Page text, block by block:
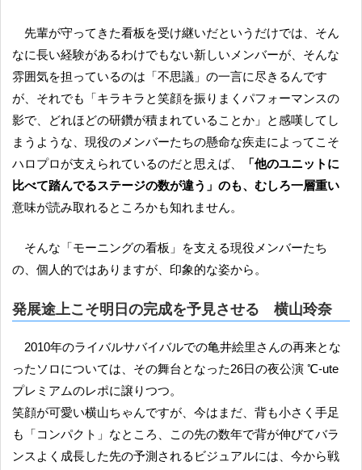
先輩が守ってきた看板を受け継いだというだけでは、そん
なに長い経験があるわけでもない新しいメンバーが、そんな
雰囲気を担っているのは「不思議」の一言に尽きるんです
が、それでも「キラキラと笑顔を振りまくパフォーマンスの
影で、どれほどの研鑽が積まれていることか」と感嘆してし
まうような、現役のメンバーたちの懸命な疾走によってこそ
ハロプロが支えられているのだと思えば、
「他のユニットに
比べて踏んでるステージの数が違う」のも、むしろ一層重い
意味が読み取れるところかも知れません。
そんな「モーニングの看板」を支える現役メンバーたち
の、個人的ではありますが、印象的な姿から。
発展途上こそ明日の完成を予見させる 横山玲奈
2010年のライバルサバイバルでの亀井絵里さんの再来とな
ったソロについては、その舞台となった26日の夜公演 ℃-ute
プレミアムのレポに譲りつつ。
笑顔が可愛い横山ちゃんですが、今はまだ、背も小さく手足
も「コンパクト」なところ、この先の数年で背が伸びてバラ
ンスよく成長した先の予測されるビジュアルには、今から戦